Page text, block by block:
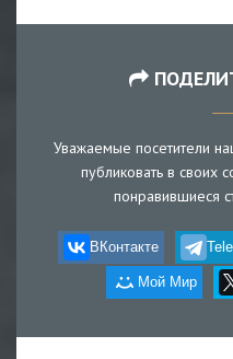
Уважаемые посетители
публиковать в своих
понравившиеся
ВКонтакте
Мой Мир